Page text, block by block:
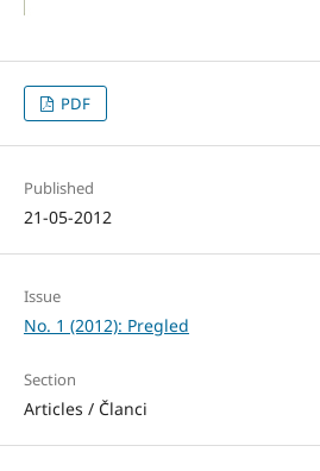
PDF
Published
21-05-2012
Issue
No. 1 (2012): Pregled
Section
Articles / Članci